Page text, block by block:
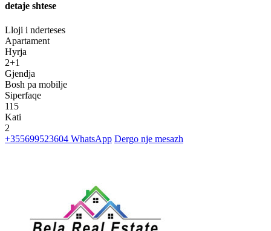
detaje shtese
Lloji i nderteses
Apartament
Hyrja
2+1
Gjendja
Bosh pa mobilje
Siperfaqe
115
Kati
2
+355699523604 WhatsApp Dergo nje mesazh